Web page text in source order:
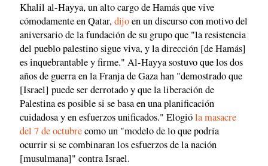
Khalil al-Hayya, un alto cargo de Hamás que vive
cómodamente en Qatar,dijoen un discurso con motivo del
aniversario de la fundación de su grupo que "la resistencia
del pueblo palestino sigue viva, y la dirección [de Hamás]
es inquebrantable y firme." Al-Hayya sostuvo que los dos
años de guerra en la Franja de Gaza han "demostrado que
[Israel] puede ser derrotado y que la liberación de
Palestina es posible si se basa en una planificación
cuidadosa y en esfuerzos unificados." Elogióla masacre
del 7 de octubrecomo un "modelo de lo que podría
ocurrir si se combinaran los esfuerzos de la nación
[musulmana]" contra Israel.